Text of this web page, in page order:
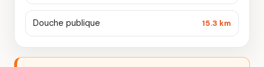
Douche publique 15.3 km